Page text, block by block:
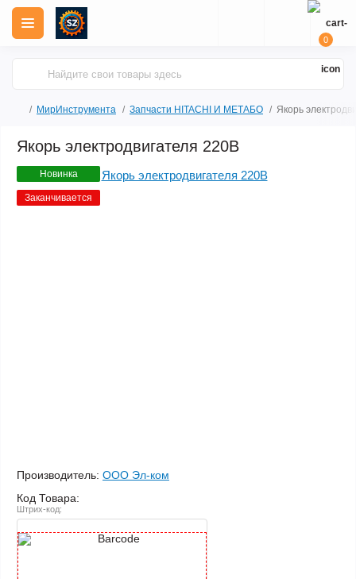
0
МирИнструмента Запчасти HITACHI И МЕТАБО Якорь
Якорь электродвигателя 220В
Новинка
Заканчивается
Производитель: ООО Эл-ком
Код Товара:
Штрих-код: